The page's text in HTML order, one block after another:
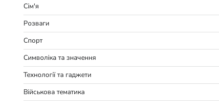
Сім'я
Розваги
Спорт
Символіка та значення
Технології та гаджети
Військова тематика